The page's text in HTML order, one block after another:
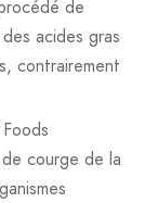
de
acides gras
contrairement
courge de la